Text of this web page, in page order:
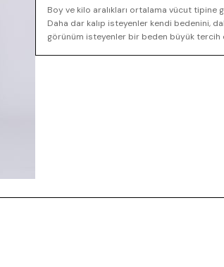
Boy ve kilo aralıkları ortalama vücut tipine
Daha dar kalıp isteyenler kendi bedenini,
görünüm isteyenler bir beden büyük tercih